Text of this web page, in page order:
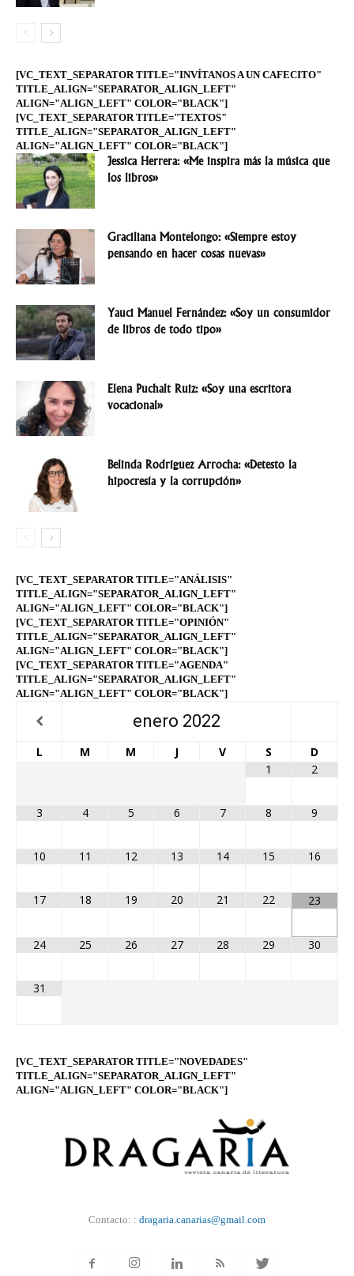
[VC_TEXT_SEPARATOR TITLE="INVÍTANOS A UN CAFECITO"
TITLE_ALIGN="SEPARATOR_ALIGN_LEFT"
ALIGN="ALIGN_LEFT" COLOR="BLACK"]
[VC_TEXT_SEPARATOR TITLE="TEXTOS"
TITLE_ALIGN="SEPARATOR_ALIGN_LEFT"
ALIGN="ALIGN_LEFT" COLOR="BLACK"]
Jessica Herrera: «Me inspira más la música que
los libros»
Graciliana Montelongo: «Siempre estoy
pensando en hacer cosas nuevas»
Yauci Manuel Fernández: «Soy un consumidor
de libros de todo tipo»
Elena Puchalt Ruiz: «Soy una escritora
vocacional»
Belinda Rodríguez Arrocha: «Detesto la
hipocresía y la corrupción»
[VC_TEXT_SEPARATOR TITLE="ANÁLISIS"
TITLE_ALIGN="SEPARATOR_ALIGN_LEFT"
ALIGN="ALIGN_LEFT" COLOR="BLACK"]
[VC_TEXT_SEPARATOR TITLE="OPINIÓN"
TITLE_ALIGN="SEPARATOR_ALIGN_LEFT"
ALIGN="ALIGN_LEFT" COLOR="BLACK"]
[VC_TEXT_SEPARATOR TITLE="AGENDA"
TITLE_ALIGN="SEPARATOR_ALIGN_LEFT"
ALIGN="ALIGN_LEFT" COLOR="BLACK"]
enero 2022
L M M J V S
D
1
2
3 4 5 6 7 8 9
10 11 12 13 14 15 16
17 18 19 20 21 22 23
24 25 26 27 28 29 30
31
[VC_TEXT_SEPARATOR TITLE="NOVEDADES"
TITLE_ALIGN="SEPARATOR_ALIGN_LEFT"
ALIGN="ALIGN_LEFT" COLOR="BLACK"]
Contacto: : dragaria.canarias@gmail.com